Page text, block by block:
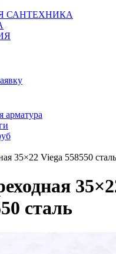
САНТЕХНИКА
арматура
35×22 Viega 558550 сталь
сталь